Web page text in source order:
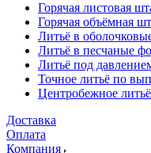
Горячая листовая
Горячая объёмная
Литьё в
Литьё в песчаные
Литьё под
Точное литьё по
Центробежное
Доставка
Оплата
Компания